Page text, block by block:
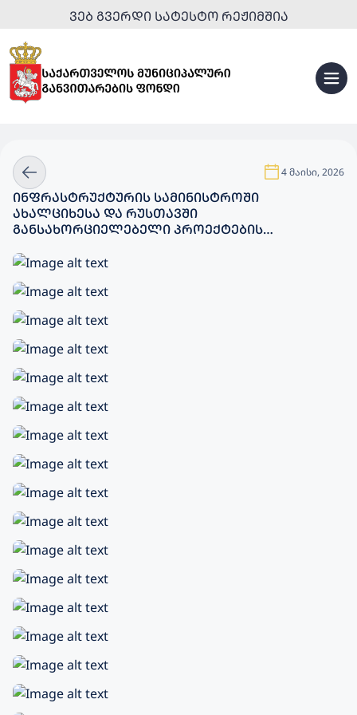
ᲕᲔᲑ ᲒᲕᲔᲠᲓᲘ ᲡᲐᲢᲔᲡᲢᲝ ᲠᲔᲟᲘᲛᲨᲘᲐ
4 მაისი, 2026
ᲘᲜᲤᲠᲐᲡᲢᲠᲣᲥᲢᲣᲠᲘᲡ ᲡᲐᲛᲘᲜᲘᲡᲢᲠᲝᲨᲘ
ᲐᲮᲐᲚᲪᲘᲮᲔᲡᲐ ᲓᲐ ᲠᲣᲡᲗᲐᲕᲨᲘ
ᲒᲐᲜᲡᲐᲮᲝᲠᲪᲘᲔᲚᲔᲑᲔᲚᲘ ᲞᲠᲝᲔᲥᲢᲔᲑᲘᲡ